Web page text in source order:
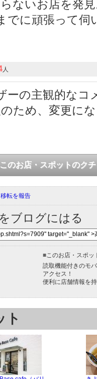
ないお店を発
でに頑張って伺
人
ーの主観的なコ
ため、変更に
このお店・スポットのク
転を報告
ブログにはる
■ このお店・スポ
読取機能付きのモ
アクセス！
便利に店舗情報を
ト